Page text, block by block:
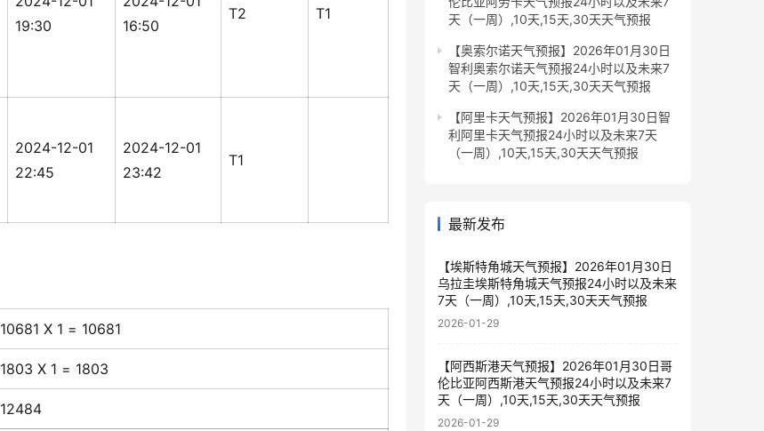
19:30
16:50
T2 T1
2024-12-01
22:45
2024-12-01
23:42
T1
10681 X 1 = 10681
1803 X 1 = 1803
12484
天（一周）,10天,15天,30天天气预报
【奥索尔诺天气预报】2026年01月30日
智利奥索尔诺天气预报24小时以及未来7
天（一周）,10天,15天,30天天气预报
【阿里卡天气预报】2026年01月30日智
利阿里卡天气预报24小时以及未来7天
（一周）,10天,15天,30天天气预报
最新发布
【埃斯特角城天气预报】2026年01月30日
乌拉圭埃斯特角城天气预报24小时以及未来
7天（一周）,10天,15天,30天天气预报
2026-01-29
【阿西斯港天气预报】2026年01月30日哥
伦比亚阿西斯港天气预报24小时以及未来7
天（一周）,10天,15天,30天天气预报
2026-01-29